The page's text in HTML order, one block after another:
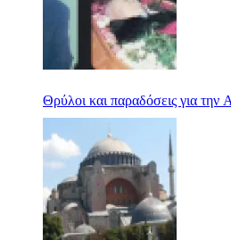
Θρύλοι και παραδόσεις για την